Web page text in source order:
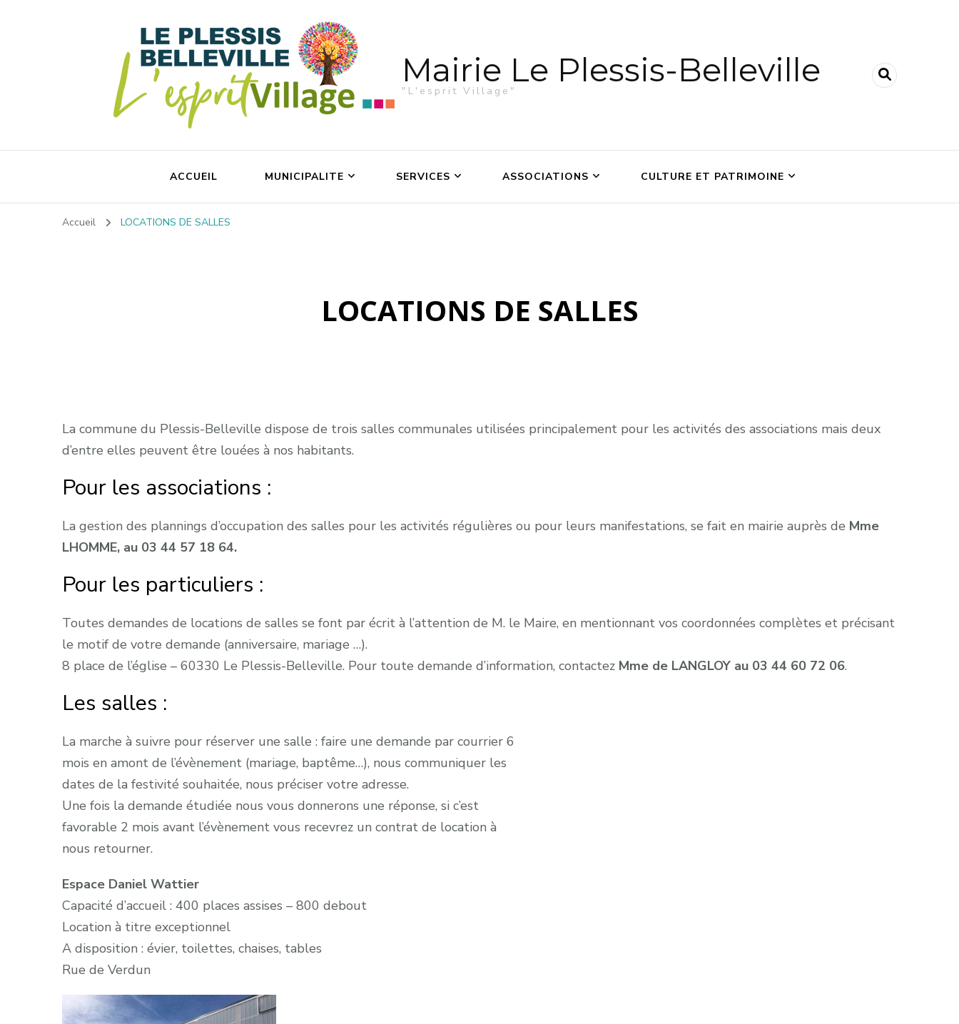
Mairie Le Plessis-Belleville
"L'esprit Village"
ACCUEIL MUNICIPALITE SERVICES ASSOCIATIONS CULTURE ET PATRIMOINE
Accueil LOCATIONS DE SALLES
LOCATIONS DE SALLES
La commune du Plessis-Belleville dispose de trois salles communales utilisées principalement pour les activités des associations mais deux
d’entre elles peuvent être louées à nos habitants.
Pour les associations :
La gestion des plannings d’occupation des salles pour les activités régulières ou pour leurs manifestations, se fait en mairie auprès de Mme
LHOMME, au 03 44 57 18 64.
Pour les particuliers :
Toutes demandes de locations de salles se font par écrit à l’attention de M. le Maire, en mentionnant vos coordonnées complètes et précisant
le motif de votre demande (anniversaire, mariage …).
8 place de l’église – 60330 Le Plessis-Belleville. Pour toute demande d’information, contactez Mme de LANGLOY au 03 44 60 72 06.
Les salles :
La marche à suivre pour réserver une salle : faire une demande par courrier 6
mois en amont de l’évènement (mariage, baptême…), nous communiquer les
dates de la festivité souhaitée, nous préciser votre adresse.
Une fois la demande étudiée nous vous donnerons une réponse, si c’est
favorable 2 mois avant l’évènement vous recevrez un contrat de location à
nous retourner.
Espace Daniel Wattier
Capacité d’accueil : 400 places assises – 800 debout
Location à titre exceptionnel
A disposition : évier, toilettes, chaises, tables
Rue de Verdun